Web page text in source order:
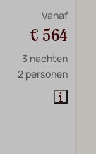
Vanaf
€ 564
3 nachten
2 personen